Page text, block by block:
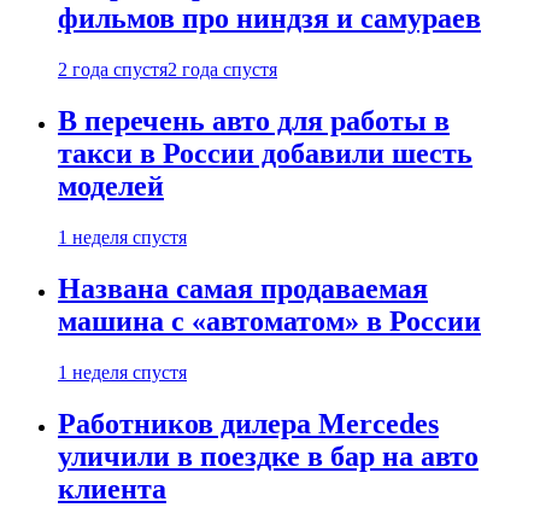
фильмов про ниндзя и самураев
2 года спустя2 года спустя
В перечень авто для работы в
такси в России добавили шесть
моделей
1 неделя спустя
Названа самая продаваемая
машина с «автоматом» в России
1 неделя спустя
Работников дилера Mercedes
уличили в поездке в бар на авто
клиента